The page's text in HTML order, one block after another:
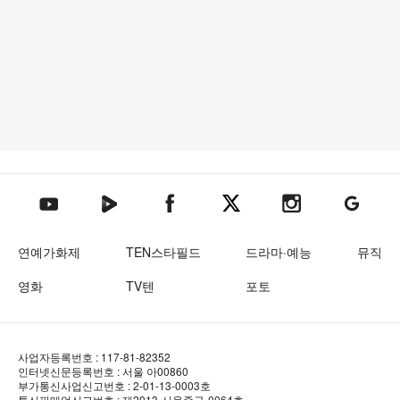
텐아시아 유튜브텐아시아 네이버TV텐아시아 페이스북텐아시아 엑스텐아시아 인스타그램
텐아시아
연예가화제 TEN스타필드 드라마·예능
뮤직
영화
TV텐 포토
사업자등록번호 : 117-81-82352
인터넷신문등록번호 : 서울 아00860
부가통신사업신고번호 : 2-01-13-0003호